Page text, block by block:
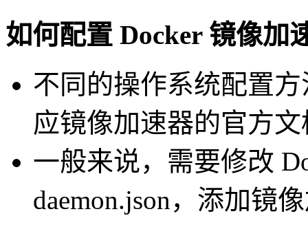
如何配置 Docker 镜像加
不同的操作系统配置
应镜像加速器的官方
一般来说，需要修改
daemon.json，添加镜